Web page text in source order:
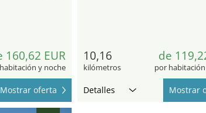
160,62 EUR
y noche
Mostrar oferta
10,16
kilómetros
de
por
Detalles Mostrar